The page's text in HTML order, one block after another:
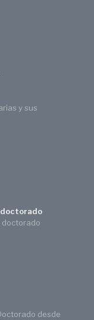
y sus
doctorado
desde